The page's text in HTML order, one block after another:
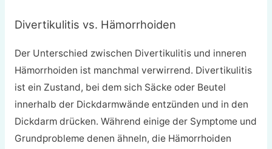
Divertikulitis vs. Hämorrhoiden
Der Unterschied zwischen Divertikulitis und inneren
Hämorrhoiden ist manchmal verwirrend. Divertikulitis
ist ein Zustand, bei dem sich Säcke oder Beutel
innerhalb der Dickdarmwände entzünden und in den
Dickdarm drücken. Während einige der Symptome und
Grundprobleme denen ähneln, die Hämorrhoiden